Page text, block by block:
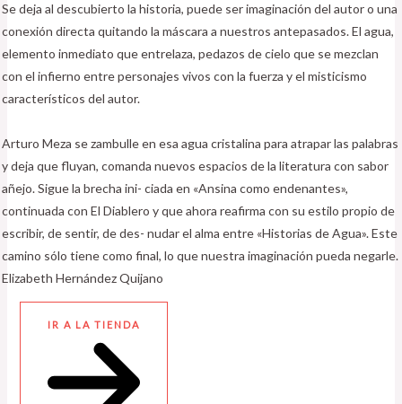
Se deja al descubierto la historia, puede ser imaginación del autor o una
conexión directa quitando la máscara a nuestros antepasados. El agua,
elemento inmediato que entrelaza, pedazos de cielo que se mezclan
con el infierno entre personajes vivos con la fuerza y el misticismo
característicos del autor.
Arturo Meza se zambulle en esa agua cristalina para atrapar las palabras
y deja que fluyan, comanda nuevos espacios de la literatura con sabor
añejo. Sigue la brecha ini- ciada en «Ansina como endenantes»,
continuada con El Diablero y que ahora reafirma con su estilo propio de
escribir, de sentir, de des- nudar el alma entre «Historias de Agua». Este
camino sólo tiene como final, lo que nuestra imaginación pueda negarle.
Elizabeth Hernández Quijano
IR A LA TIENDA